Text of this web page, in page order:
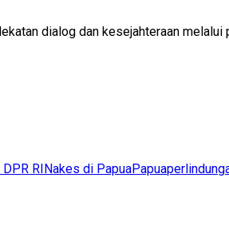
dialog dan kesejahteraan
RI Nakes di PapuaPapua